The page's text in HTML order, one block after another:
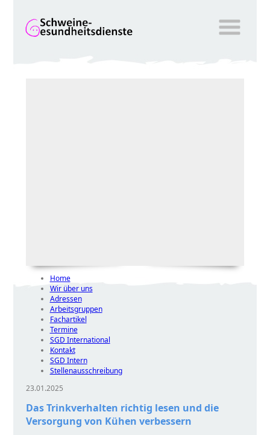
Home
Wir über uns
Adressen
Arbeitsgruppen
Fachartikel
Termine
SGD International
Kontakt
SGD Intern
Stellenausschreibung
23.01.2025
Das Trinkverhalten richtig lesen und die
Versorgung von Kühen verbessern